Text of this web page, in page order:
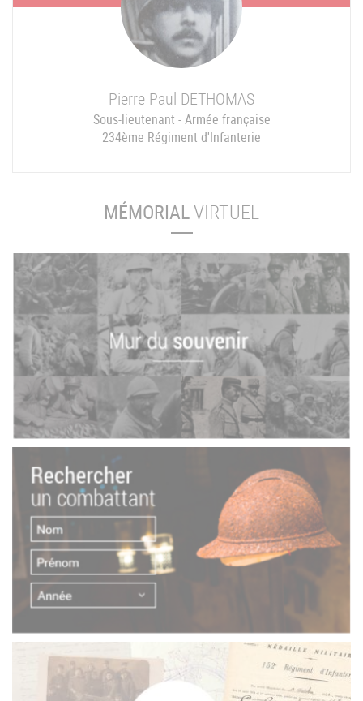
Pierre Paul DETHOMAS
Sous-lieutenant - Armée française
234ème Régiment d'Infanterie
MÉMORIALVIRTUEL